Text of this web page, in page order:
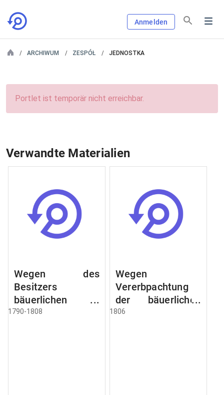
Anmelden
ARCHIWUM ZESPÓŁ JEDNOSTKA
Portlet ist temporär nicht erreichbar.
Verwandte Materialien
Wegen des
Besitzers
bäuerlichen
Grundstücke, den
1790-1808
Wegen
Vererbpachtung
der bäuerlichen
Grundstücke und
1806